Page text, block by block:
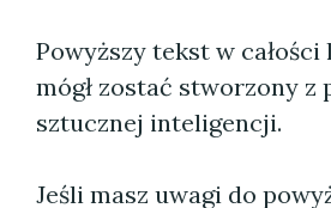
Powyższy tekst w całości
mógł zostać stworzony z
sztucznej inteligencji.
Jeśli masz uwagi do